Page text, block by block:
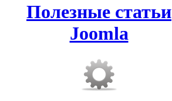
Полезные статьи
Joomla